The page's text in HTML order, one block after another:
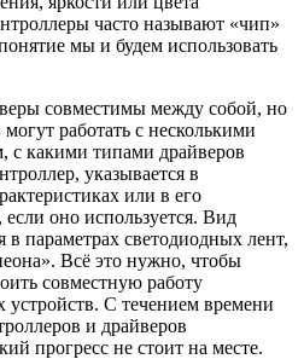
часто называют «чип»
мы и будем использовать
совместимы между собой, но
работать с несколькими
с какими типами драйверов
указывается в
или в его
оно используется. Вид
в параметрах светодиодных лент,
Всё это нужно, чтобы
совместную работу
устройств. С течением времени
и драйверов
прогресс не стоит на месте.